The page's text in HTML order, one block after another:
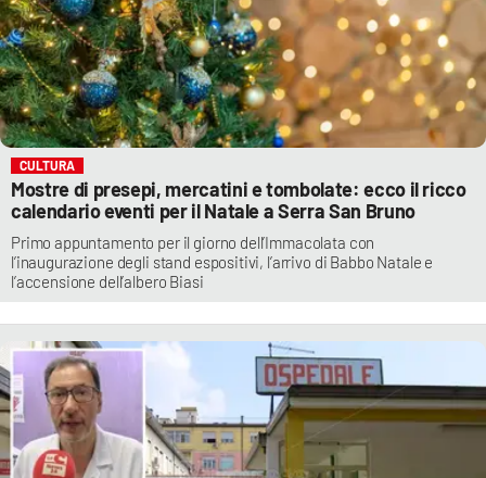
CULTURA
Mostre di presepi, mercatini e tombolate: ecco il ricco
calendario eventi per il Natale a Serra San Bruno
Primo appuntamento per il giorno dell’Immacolata con
l’inaugurazione degli stand espositivi, l’arrivo di Babbo Natale e
l’accensione dell’albero Biasi